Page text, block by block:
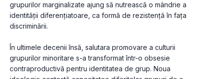
grupurilor marginalizate ajung să nutrească o mândrie a
identității diferențiatoare, ca formă de rezistență în fața
discriminării.
În ultimele decenii însă, salutara promovare a culturii
grupurilor minoritare s-a transformat într-o obsesie
contraproductivă pentru identitatea de grup. Noua